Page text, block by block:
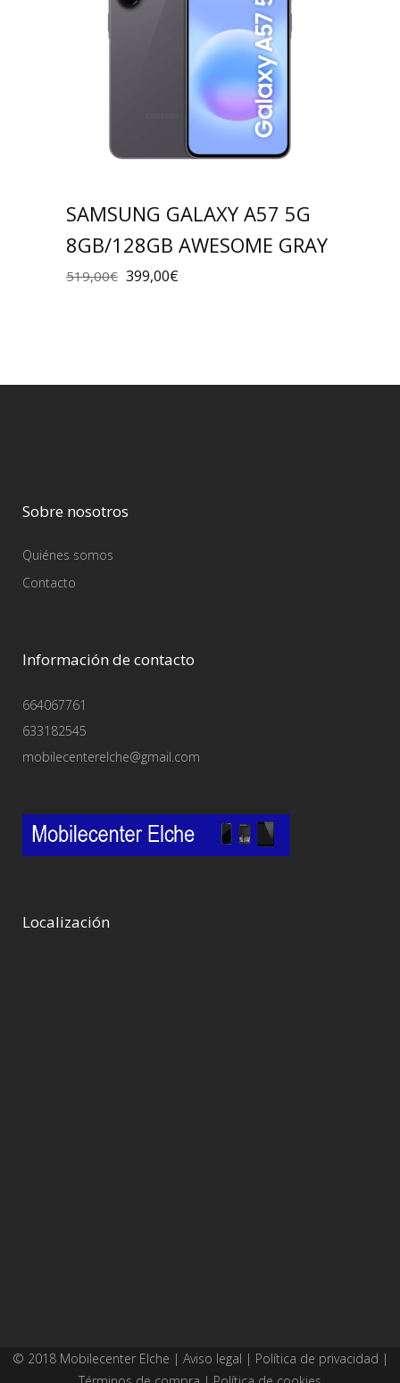
SAMSUNG GALAXY A57 5G
8GB/128GB AWESOME GRAY
519,00€ 399,00€
Sobre nosotros
Quiénes somos
Contacto
Información de contacto
664067761
633182545
mobilecenterelche@gmail.com
Localización
© 2018 Mobilecenter Elche | Aviso legal | Política de privacidad |